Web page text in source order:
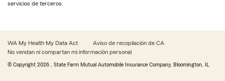
servicios de terceros.
WA My Health My Data Act
Aviso de recopilación de CA
No vendan ni compartan mi información personal
© Copyright 2026 , State Farm Mutual Automobile Insurance Company, Bloomington, IL